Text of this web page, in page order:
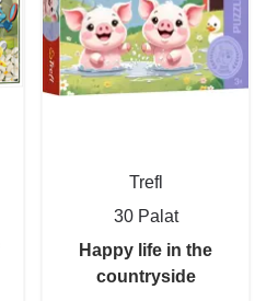
Trefl
30 Palat
Happy life in the
countryside